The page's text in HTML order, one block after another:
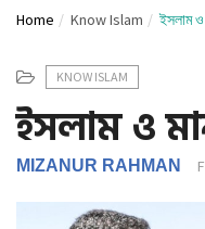
g
e
N
a
v
Home Know Islam ইসলাম ও
KNOW ISLAM
ইসলাম ও
MIZANUR RAHMAN